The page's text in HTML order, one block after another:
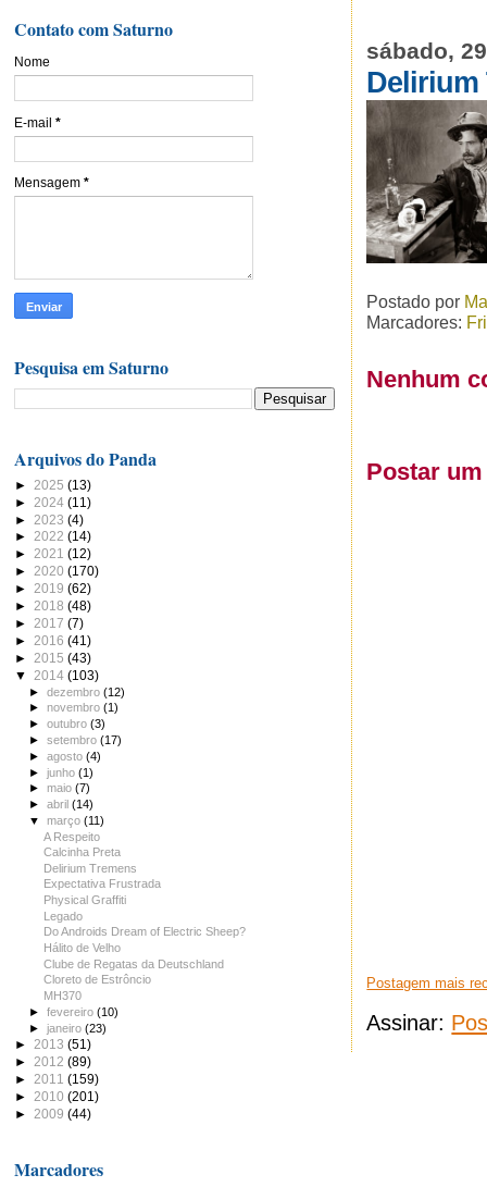
sábado,
Delirium
Postado por
Marcadores:
Nenhum
Postar
Postagem mais
Assinar:
Contato com Saturno
Nome
E-mail *
Mensagem *
Pesquisa em Saturno
Arquivos do Panda
► 2025 (13)
► 2024 (11)
► 2023 (4)
► 2022 (14)
► 2021 (12)
► 2020 (170)
► 2019 (62)
► 2018 (48)
► 2017 (7)
► 2016 (41)
► 2015 (43)
▼ 2014 (103)
►dezembro(12)
►novembro(1)
►outubro(3)
►setembro(17)
►agosto(4)
►junho(1)
►maio(7)
►abril(14)
▼março(11)
A Respeito
Calcinha Preta
Delirium Tremens
Expectativa Frustrada
Physical Graffiti
Legado
Do Androids Dream of Electric Sheep?
Hálito de Velho
Clube de Regatas da Deutschland
Cloreto de Estrôncio
MH370
►fevereiro(10)
►janeiro(23)
► 2013 (51)
► 2012 (89)
► 2011 (159)
► 2010 (201)
► 2009 (44)
Marcadores